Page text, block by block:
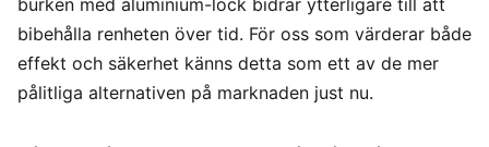
burken med aluminium-lock bidrar ytterligare till att
bibehålla renheten över tid. För oss som värderar både
effekt och säkerhet känns detta som ett av de mer
pålitliga alternativen på marknaden just nu.